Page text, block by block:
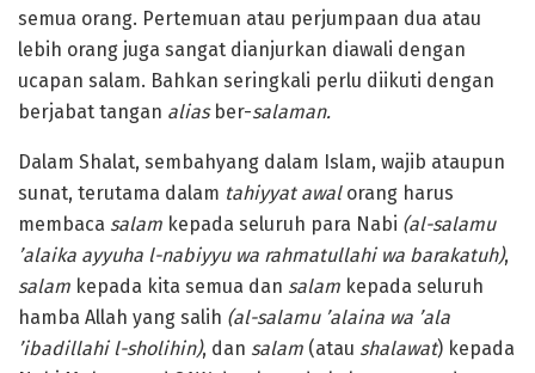
semua orang. Pertemuan atau perjumpaan dua atau
lebih orang juga sangat dianjurkan diawali dengan
ucapan salam. Bahkan seringkali perlu diikuti dengan
berjabat tangan aliasber-salaman.
Dalam Shalat, sembahyang dalam Islam, wajib ataupun
sunat, terutama dalam tahiyyat awalorang harus
membaca salam kepada seluruh para Nabi (al-salamu
’alaika ayyuha l-nabiyyu wa rahmatullahi wa barakatuh),
salam kepada kita semua dan salam kepada seluruh
hamba Allah yang salih (al-salamu ’alaina wa ’ala
’ibadillahi l-sholihin), dan salam (atau shalawat) kepada